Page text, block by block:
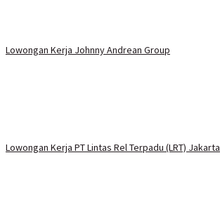
Lowongan Kerja Johnny Andrean Group
Lowongan Kerja PT Lintas Rel Terpadu (LRT) Jakarta